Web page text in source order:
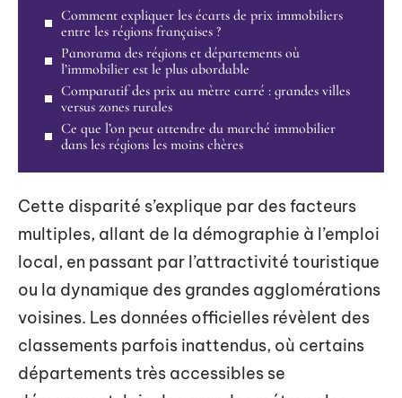
Comment expliquer les écarts de prix immobiliers
entre les régions françaises ?
Panorama des régions et départements où
l’immobilier est le plus abordable
Comparatif des prix au mètre carré : grandes villes
versus zones rurales
Ce que l’on peut attendre du marché immobilier
dans les régions les moins chères
Cette disparité s’explique par des facteurs
multiples, allant de la démographie à l’emploi
local, en passant par l’attractivité touristique
ou la dynamique des grandes agglomérations
voisines. Les données officielles révèlent des
classements parfois inattendus, où certains
départements très accessibles se